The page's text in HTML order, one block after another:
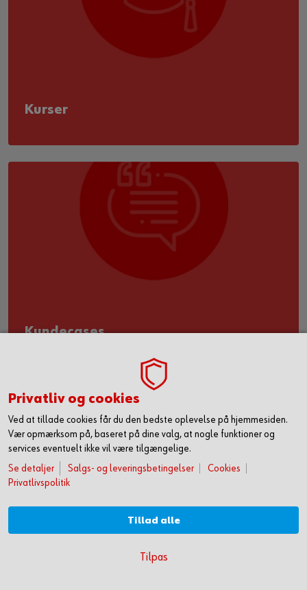
Kurser
Kundecases
Privatliv og cookies
Ved at tillade cookies får du den bedste oplevelse på hjemmesiden.
Vær opmærksom på, baseret på dine valg, at nogle funktioner og
services eventuelt ikke vil være tilgængelige.
Se detaljer
Salgs- og leveringsbetingelser
Cookies
Privatlivspolitik
Tillad alle
Tilpas
OPRET DIG OG FÅ ADGANG TIL 50.000 PRODUKTER >